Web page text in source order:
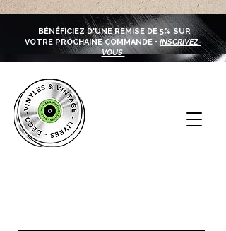
BÉNÉFICIEZ D'UNE REMISE DE 5% SUR
VOTRE PROCHAINE COMMANDE • INSCRIVEZ-
VOUS